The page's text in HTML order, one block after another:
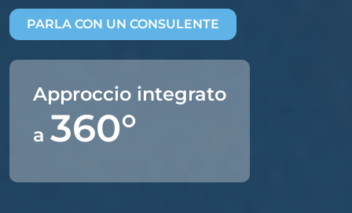
PARLA CON UN CONSULENTE
Approccio integrato
a 360°